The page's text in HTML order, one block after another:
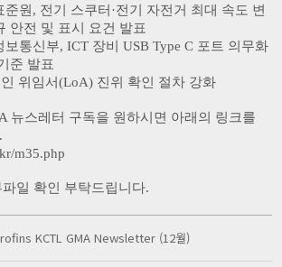
원, 전기 스쿠터·전기 자전거 최대 속도 변
안전 및 표시 요건 발표
통신부, ICT 장비 USB Type C 포트 의무화
준 발표
위임서(LoA) 진위 확인 절차 강화
뉴스레터 구독을 원하시면 아래의 링크를
m35.php
일 확인 부탁드립니다.
KCTL GMA Newsletter (12월)